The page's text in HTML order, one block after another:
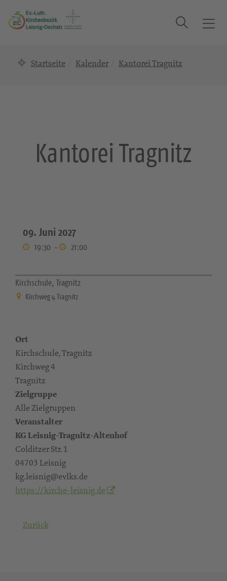
T
Suche
Startseite Kalender Kantorei Tragnitz
Kantorei Tragnitz
09. Juni 2027
19:30 - 21:00
Kirchschule, Tragnitz
Kirchweg 4 Tragnitz
Ort
Kirchschule, Tragnitz
Kirchweg 4
Tragnitz
Zielgruppe
Alle Zielgruppen
Veranstalter
KG Leisnig-Tragnitz-Altenhof
Colditzer Str. 1
04703 Leisnig
kg.leisnig@evlks.de
https://kirche-leisnig.de
Zurück